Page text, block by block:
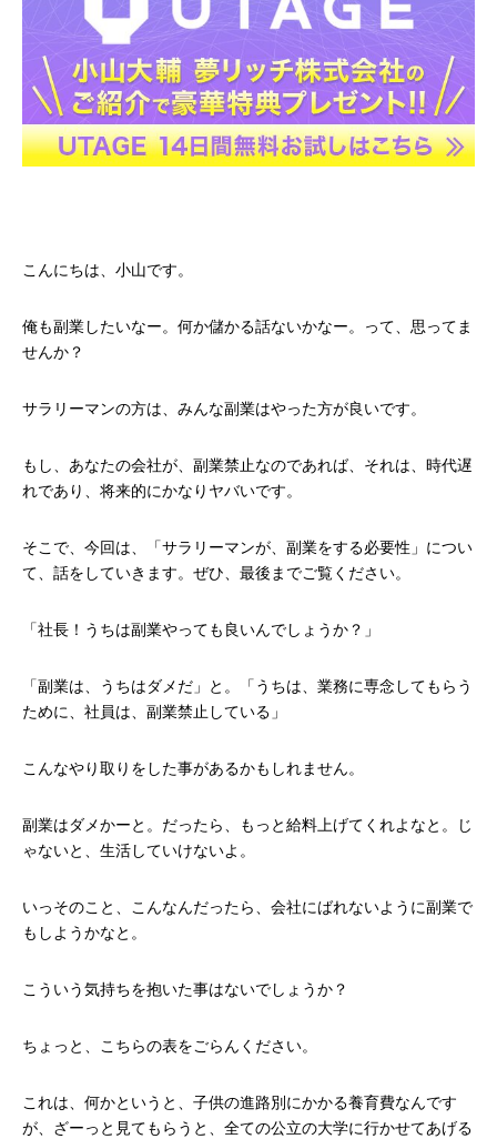
こんにちは、小山です。
俺も副業したいなー。何か儲かる話ないかなー。って、思ってま
せんか？
サラリーマンの方は、みんな副業はやった方が良いです。
もし、あなたの会社が、副業禁止なのであれば、それは、時代遅
れであり、将来的にかなりヤバいです。
そこで、今回は、「サラリーマンが、副業をする必要性」につい
て、話をしていきます。ぜひ、最後までご覧ください。
「社長！うちは副業やっても良いんでしょうか？」
「副業は、うちはダメだ」と。「うちは、業務に専念してもらう
ために、社員は、副業禁止している」
こんなやり取りをした事があるかもしれません。
副業はダメかーと。だったら、もっと給料上げてくれよなと。じ
ゃないと、生活していけないよ。
いっそのこと、こんなんだったら、会社にばれないように副業で
もしようかなと。
こういう気持ちを抱いた事はないでしょうか？
ちょっと、こちらの表をごらんください。
これは、何かというと、子供の進路別にかかる養育費なんです
が、ざーっと見てもらうと、全ての公立の大学に行かせてあげる